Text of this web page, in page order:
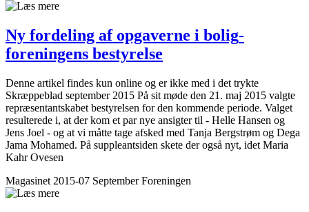
Ny fordeling af opgaverne i bolig­
foreningens bestyrelse
Denne artikel findes kun online og er ikke med i det trykte
Skræppeblad september 2015 På sit møde den 21. maj 2015 valgte
repræsentantskabet bestyrelsen for den kommende periode. Valget
resulterede i, at der kom et par nye ansigter til - Helle Hansen og
Jens Joel - og at vi måtte tage afsked med Tanja Bergstrøm og Dega
Jama Mohamed. På suppleantsiden skete der også nyt, idet Maria
Kahr Ovesen
Magasinet 2015-07 September Foreningen